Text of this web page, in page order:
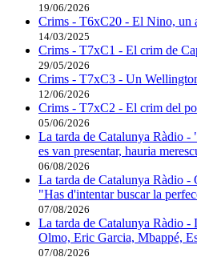
19/06/2026
Crims - T6xC20 - El Nino, un
14/03/2025
Crims - T7xC1 - El crim de
29/05/2026
Crims - T7xC3 - Un
12/06/2026
Crims - T7xC2 - El crim del
05/06/2026
La tarda de Catalunya Ràdio -
es van presentar, hauria
06/08/2026
La tarda de Catalunya Ràdio
"Has d'intentar buscar la
07/08/2026
La tarda de Catalunya Ràdio
Olmo, Eric Garcia, Mbappé,
07/08/2026